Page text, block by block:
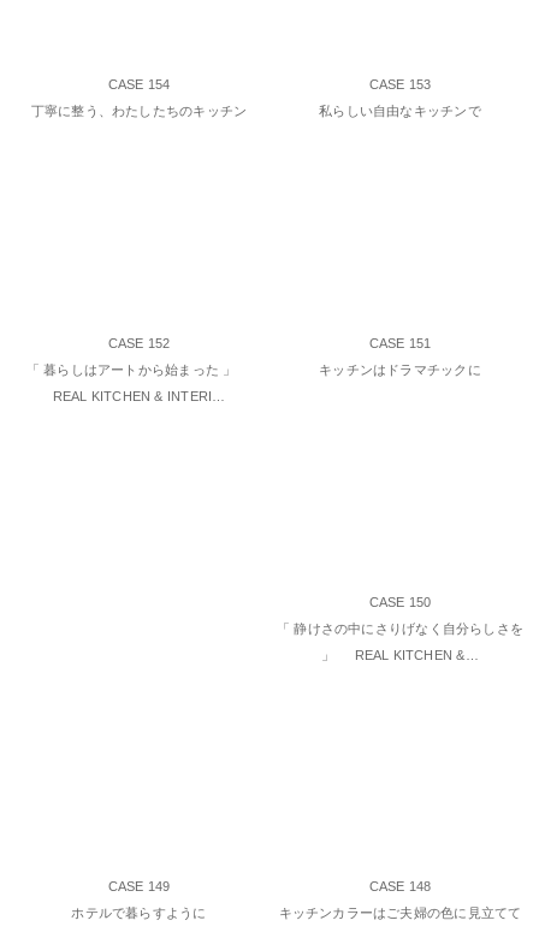
CASE 154
丁寧に整う、わたしたちのキッチン
CASE 153
私らしい自由なキッチンで
CASE 152
「 暮らしはアートから始まった 」
REAL KITCHEN & INTERI…
CASE 151
キッチンはドラマチックに
CASE 150
「 静けさの中にさりげなく自分らしさを
」 REAL KITCHEN &…
CASE 149
ホテルで暮らすように
CASE 148
キッチンカラーはご夫婦の色に見立てて